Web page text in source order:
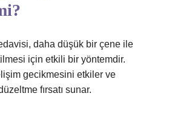
daha düşük bir çene ile
için etkili bir yöntemdir.
gecikmesini etkiler ve
fırsatı sunar.